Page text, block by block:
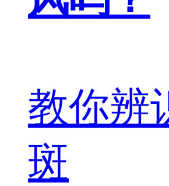
教你辨
斑